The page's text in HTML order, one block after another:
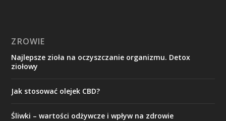
ZROWIE
Najlepsze zioła na oczyszczanie organizmu. Detox
ziołowy
Jak stosować olejek CBD?
Śliwki – wartości odżywcze i wpływ na zdrowie